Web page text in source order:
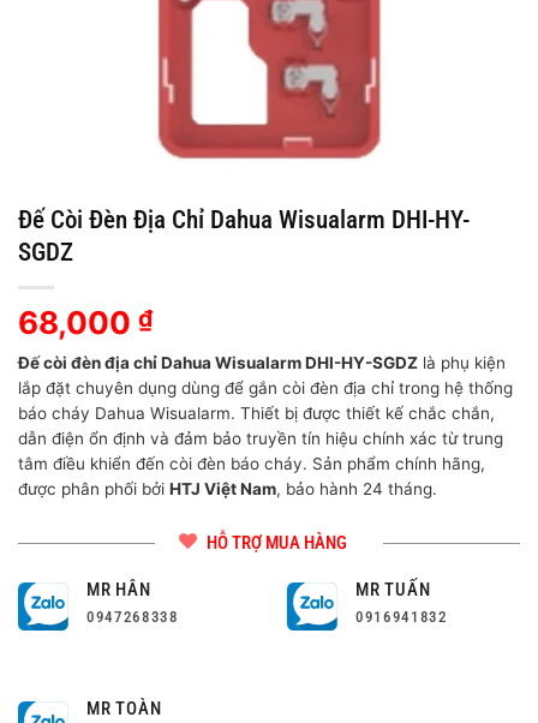
Đế Còi Đèn Địa Chỉ Dahua Wisualarm DHI-HY-
SGDZ
68,000 ₫
Đế còi đèn địa chỉ Dahua Wisualarm DHI-HY-SGDZ là phụ kiện
lắp đặt chuyên dụng dùng để gắn còi đèn địa chỉ trong hệ thống
báo cháy Dahua Wisualarm. Thiết bị được thiết kế chắc chắn,
dẫn điện ổn định và đảm bảo truyền tín hiệu chính xác từ trung
tâm điều khiển đến còi đèn báo cháy. Sản phẩm chính hãng,
được phân phối bởi HTJ Việt Nam, bảo hành 24 tháng.
HỖ TRỢ MUA HÀNG
MR HÂN
0947268338
MR TUẤN
0916941832
MR TOÀN